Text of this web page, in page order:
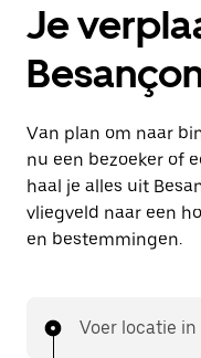
Je
Van plan om naar
nu een bezoeker of
haal je alles uit
vliegveld naar een
en bestemmingen.
Voer locatie in